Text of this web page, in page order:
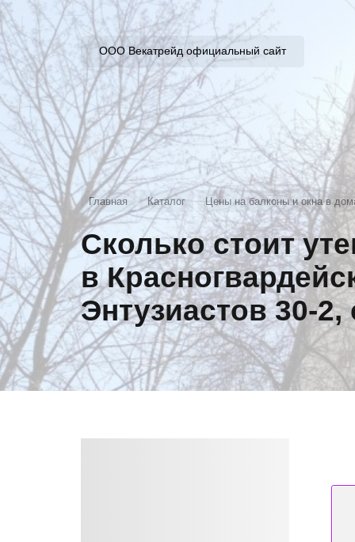
ООО Векатрейд официальный сайт
Главная Каталог Цены на балконы и окна в
Сколько стоит
в
Энтузиастов 30-